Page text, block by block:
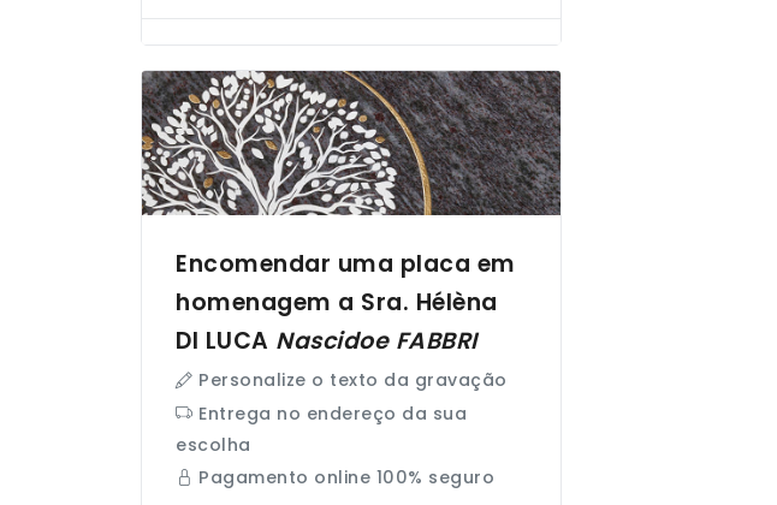
Encomendar uma placa em
homenagem a Sra. Hélèna
DI LUCA Nascidoe FABBRI
Personalize o texto da gravação
Entrega no endereço da sua
escolha
Pagamento online 100% seguro